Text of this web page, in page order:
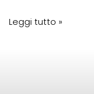
Leggi tutto »